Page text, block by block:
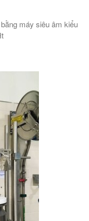
máy siêu âm kiểu